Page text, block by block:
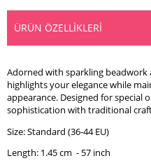
ÜRÜN ÖZELLIKLERI
Adorned with sparkling beadwork
highlights your elegance while
appearance. Designed for special
sophistication with traditional
Size: Standard (36-44 EU)
Length: 1.45 cm - 57 inch